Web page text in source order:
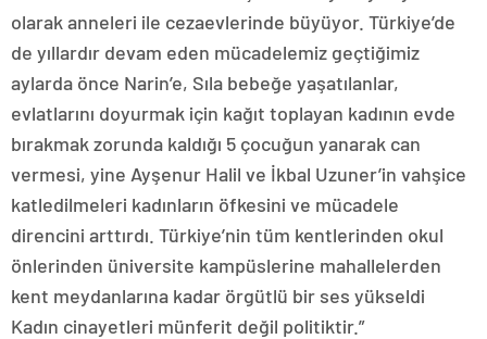
olarak anneleri ile cezaevlerinde büyüyor. Türkiye’de
de yıllardır devam eden mücadelemiz geçtiğimiz
aylarda önce Narin’e, Sıla bebeğe yaşatılanlar,
evlatlarını doyurmak için kağıt toplayan kadının evde
bırakmak zorunda kaldığı 5 çocuğun yanarak can
vermesi, yine Ayşenur Halil ve İkbal Uzuner’in vahşice
katledilmeleri kadınların öfkesini ve mücadele
direncini arttırdı. Türkiye’nin tüm kentlerinden okul
önlerinden üniversite kampüslerine mahallelerden
kent meydanlarına kadar örgütlü bir ses yükseldi
Kadın cinayetleri münferit değil politiktir.”